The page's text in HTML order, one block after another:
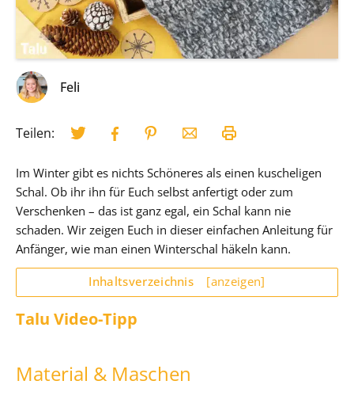
Feli
Teilen:
Im Winter gibt es nichts Schöneres als einen kuscheligen
Schal. Ob ihr ihn für Euch selbst anfertigt oder zum
Verschenken – das ist ganz egal, ein Schal kann nie
schaden. Wir zeigen Euch in dieser einfachen Anleitung für
Anfänger, wie man einen Winterschal häkeln kann.
Inhaltsverzeichnis [anzeigen]
Talu Video-Tipp
Material & Maschen